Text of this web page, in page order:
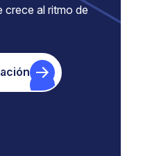
crece al ritmo de